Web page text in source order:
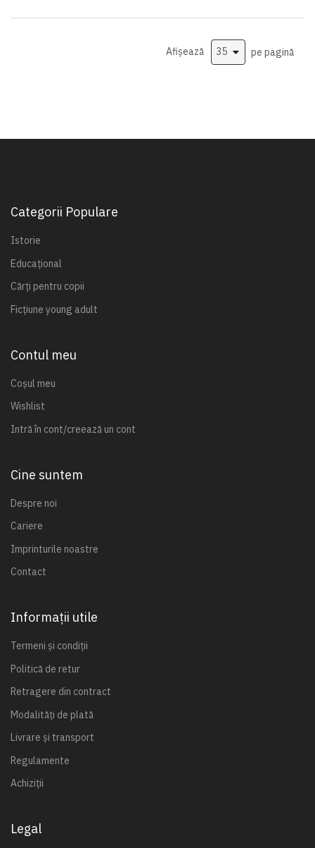
Afișează pe pagină
Categorii Populare
Istorie
Educațional
Cărți pentru copii
Ficțiune young adult
Contul meu
Coșul meu
Wishlist
Intră în cont/creează un cont
Cine suntem
Despre noi
Cariere
Imprinturile noastre
Contact
Informații utile
Termeni și condiții
Politică de retur
Retragere din contract
Modalități de plată
Livrare și transport
Regulamente
Achiziții
Legal